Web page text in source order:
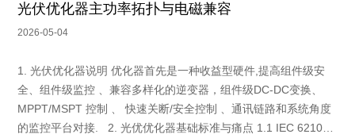
光伏优化器主功率拓扑与电磁兼容
2026-05-04
1. 光伏优化器说明 优化器首先是一种收益型硬件,提高组件级安
全、组件级监控 、兼容多样化的逆变器，组件级DC-DC变换、
MPPT/MSPT 控制 、 快速关断/安全控制 、通讯链路和系统角度
的监控平台对接. 2. 光优优化器基础标准与痛点 1.1 IEC 62109-